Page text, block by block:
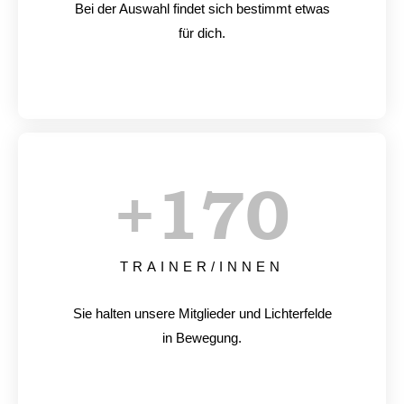
Bei der Auswahl findet sich bestimmt etwas
für dich.
TRAINER/INNEN
+170
Sie halten unsere Mitglieder und Lichterfelde
in Bewegung.